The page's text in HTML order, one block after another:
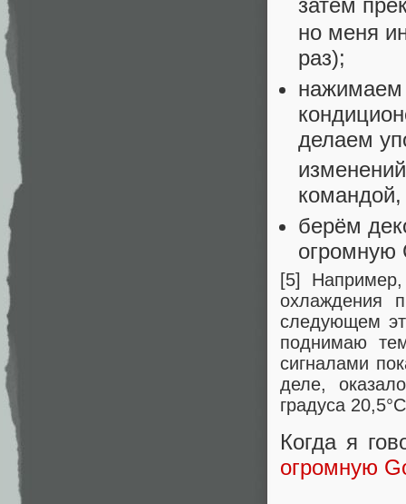
затем
но меня
раз);
нажимаем
делаем
изменений
командой,
берём
огромную
[5]
охлаждения
следующем
поднимаю
сигналами
деле,
градуса
Когда я
огромную